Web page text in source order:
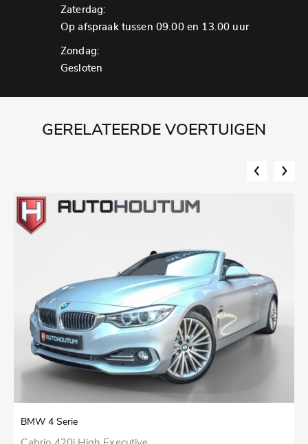
Zaterdag:
Op afspraak tussen 09.00 en 13.00 uur
Zondag:
Gesloten
GERELATEERDE VOERTUIGEN
BMW 4 Serie